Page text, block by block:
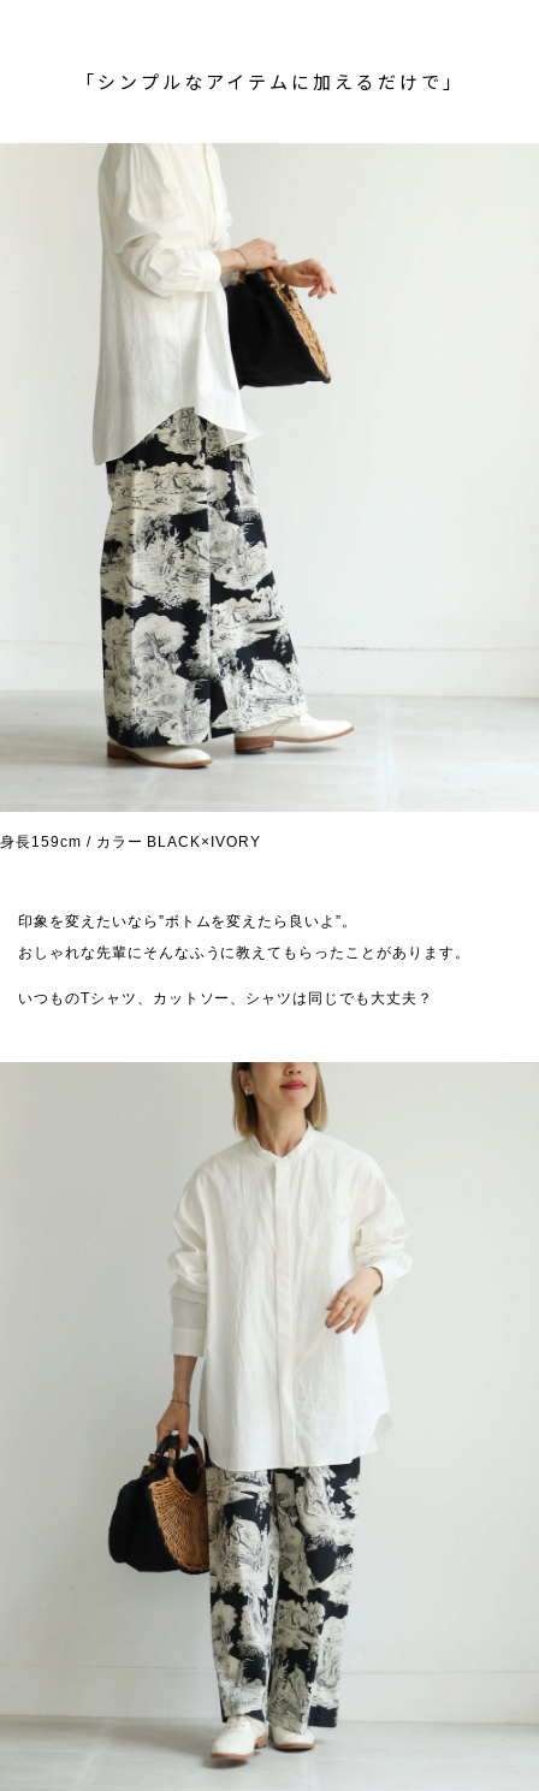
「シンプルなアイテムに加えるだけで」
身長159cm / カラー BLACK×IVORY
印象を変えたいなら”ボトムを変えたら良いよ”。
おしゃれな先輩にそんなふうに教えてもらったことがあります。
いつものTシャツ、カットソー、シャツは同じでも大丈夫？